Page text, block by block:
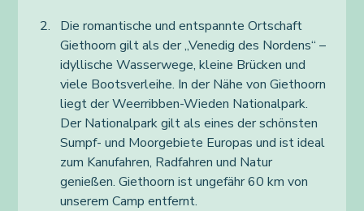
Die romantische und entspannte Ortschaft
Giethoorn gilt als der „Venedig des Nordens“ –
idyllische Wasserwege, kleine Brücken und
viele Bootsverleihe. In der Nähe von Giethoorn
liegt der Weerribben-Wieden Nationalpark.
Der Nationalpark gilt als eines der schönsten
Sumpf- und Moorgebiete Europas und ist ideal
zum Kanufahren, Radfahren und Natur
genießen. Giethoorn ist ungefähr 60 km von
unserem Camp entfernt.